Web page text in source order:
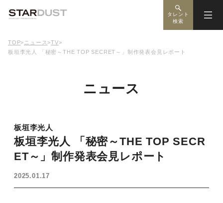
タレント
検索
TOP> ニュース>TV>
板垣李光人 「秘密～THE TOP SECRET～」制作発表会見レポート
ニュース
板垣李光人
板垣李光人 「秘密～THE TOP SECR
ET～」制作発表会見レポート
2025.01.17